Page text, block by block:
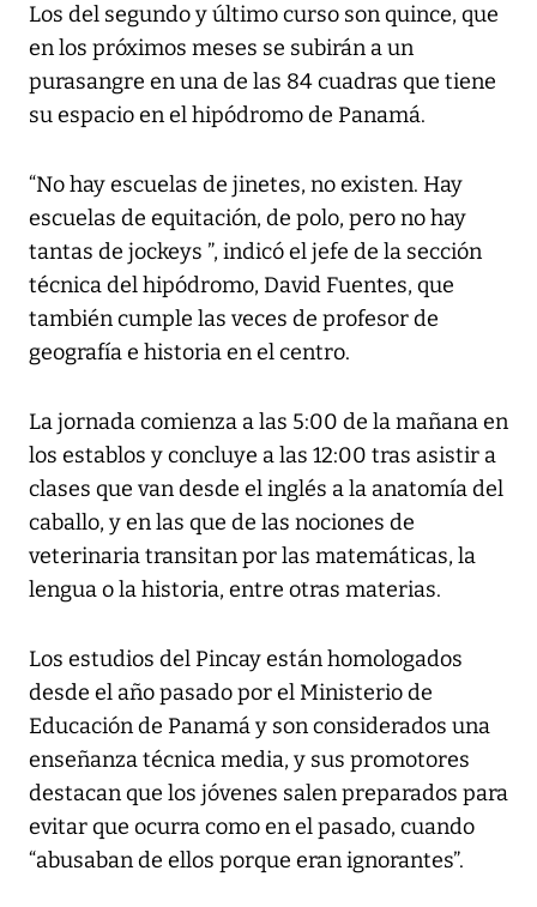
Los del segundo y último curso son quince, que
en los próximos meses se subirán a un
purasangre en una de las 84 cuadras que tiene
su espacio en el hipódromo de Panamá.
“No hay escuelas de jinetes, no existen. Hay
escuelas de equitación, de polo, pero no hay
tantas de jockeys ”, indicó el jefe de la sección
técnica del hipódromo, David Fuentes, que
también cumple las veces de profesor de
geografía e historia en el centro.
La jornada comienza a las 5:00 de la mañana en
los establos y concluye a las 12:00 tras asistir a
clases que van desde el inglés a la anatomía del
caballo, y en las que de las nociones de
veterinaria transitan por las matemáticas, la
lengua o la historia, entre otras materias.
Los estudios del Pincay están homologados
desde el año pasado por el Ministerio de
Educación de Panamá y son considerados una
enseñanza técnica media, y sus promotores
destacan que los jóvenes salen preparados para
evitar que ocurra como en el pasado, cuando
“abusaban de ellos porque eran ignorantes”.